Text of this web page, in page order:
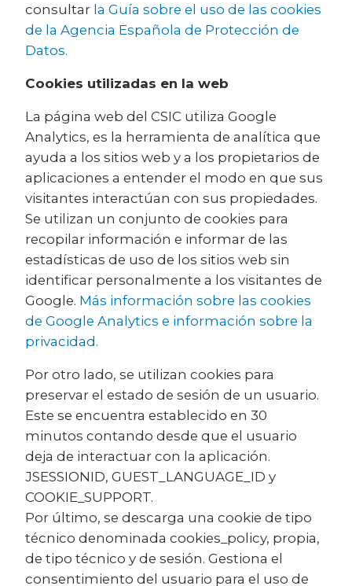
consultar la Guía sobre el uso de las cookies
de la Agencia Española de Protección de
Datos.
Cookies utilizadas en la web
La página web del CSIC utiliza Google
Analytics, es la herramienta de analítica que
ayuda a los sitios web y a los propietarios de
aplicaciones a entender el modo en que sus
visitantes interactúan con sus propiedades.
Se utilizan un conjunto de cookies para
recopilar información e informar de las
estadísticas de uso de los sitios web sin
identificar personalmente a los visitantes de
Google. Más información sobre las cookies
de Google Analytics e información sobre la
privacidad.
Por otro lado, se utilizan cookies para
preservar el estado de sesión de un usuario.
Este se encuentra establecido en 30
minutos contando desde que el usuario
deja de interactuar con la aplicación.
JSESSIONID, GUEST_LANGUAGE_ID y
COOKIE_SUPPORT.
Por último, se descarga una cookie de tipo
técnico denominada cookies_policy, propia,
de tipo técnico y de sesión. Gestiona el
consentimiento del usuario para el uso de